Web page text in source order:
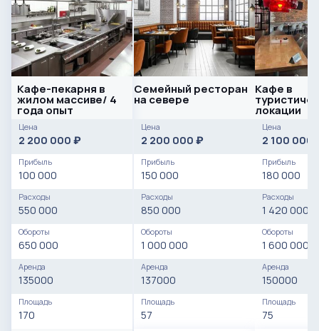
Кафе-пекарня в
жилом массиве/ 4
года опыт
Цена
2 200 000 ₽
Прибыль
100 000
Расходы
550 000
Обороты
650 000
Аренда
135000
Площадь
170
Семейный ресторан
на севере
Цена
2 200 000 ₽
Прибыль
150 000
Расходы
850 000
Обороты
1 000 000
Аренда
137000
Площадь
57
Кафе в
локации
Цена
2 100 000
Прибыль
180 000
Расходы
1 420 000
Обороты
1 600 000
Аренда
150000
Площадь
75